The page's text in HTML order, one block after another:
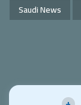
Saudi News